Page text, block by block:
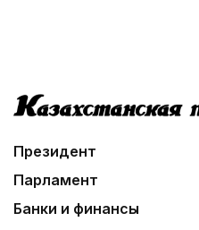
Президент
Парламент
Банки и финансы